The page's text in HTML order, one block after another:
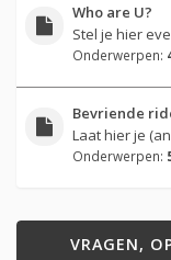
Who are U?
Stel je hier
Onderwerpen:
Bevriende
Laat hier je
Onderwerpen:
VRAGEN,